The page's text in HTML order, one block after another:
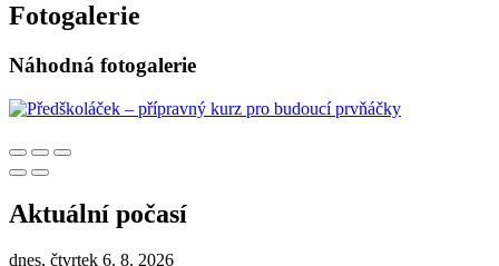
Fotogalerie
Náhodná fotogalerie
Aktuální počasí
dnes, čtvrtek 6. 8. 2026